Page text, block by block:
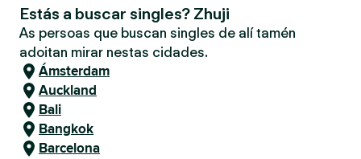
Estás a buscar singles? Zhuji
As persoas que buscan singles de alí tamén
adoitan mirar nestas cidades.
Ámsterdam
Auckland
Bali
Bangkok
Barcelona